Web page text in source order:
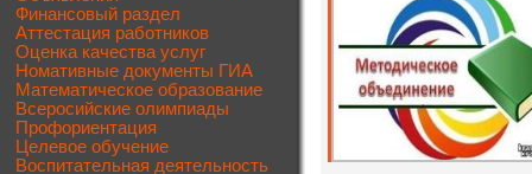
Финансовый раздел
Аттестация работников
Оценка качества услуг
Номативные документы ГИА
Математическое образование
Всеросийские олимпиады
Профориентация
Целевое обучение
Воспитательная деятельность